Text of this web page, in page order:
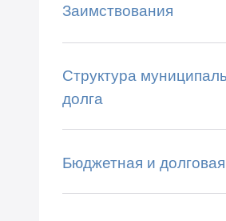
Заимствования
Структура
долга
Бюджетная и